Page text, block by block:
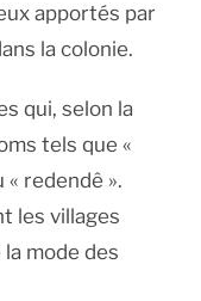
apportés par
la colonie.
qui, selon la
tels que «
« redendê ».
les villages
mode des